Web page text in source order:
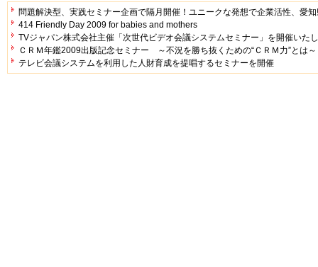
問題解決型、実践セミナー企画で隔月開催！ユニークな発想で企業活性、愛
414 Friendly Day 2009 for babies and mothers
TVジャパン株式会社主催「次世代ビデオ会議システムセミナー」を開催いた
ＣＲＭ年鑑2009出版記念セミナー ～不況を勝ち抜くための“ＣＲＭ力”とは～
テレビ会議システムを利用した人財育成を提唱するセミナーを開催